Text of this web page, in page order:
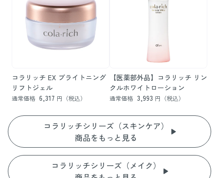
コラリッチ EX ブライトニング
リフトジェル
通常価格 6,317 円（税込）
【医薬部外品】コラリッチ リン
クルホワイトローション
通常価格 3,993 円（税込）
コラリッチシリーズ（スキンケア）
商品をもっと見る
コラリッチシリーズ（メイク）